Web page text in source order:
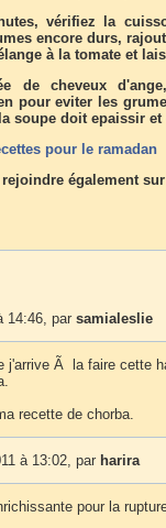
vérifiez la
encore durs,
à la tomate et
de cheveux
pour eviter les
soupe doit epaissir et
pour le ramadan
également
14:46, par samialeslie
j'arrive Ã la faire cette
recette de chorba.
à 13:02, par harira
pour la